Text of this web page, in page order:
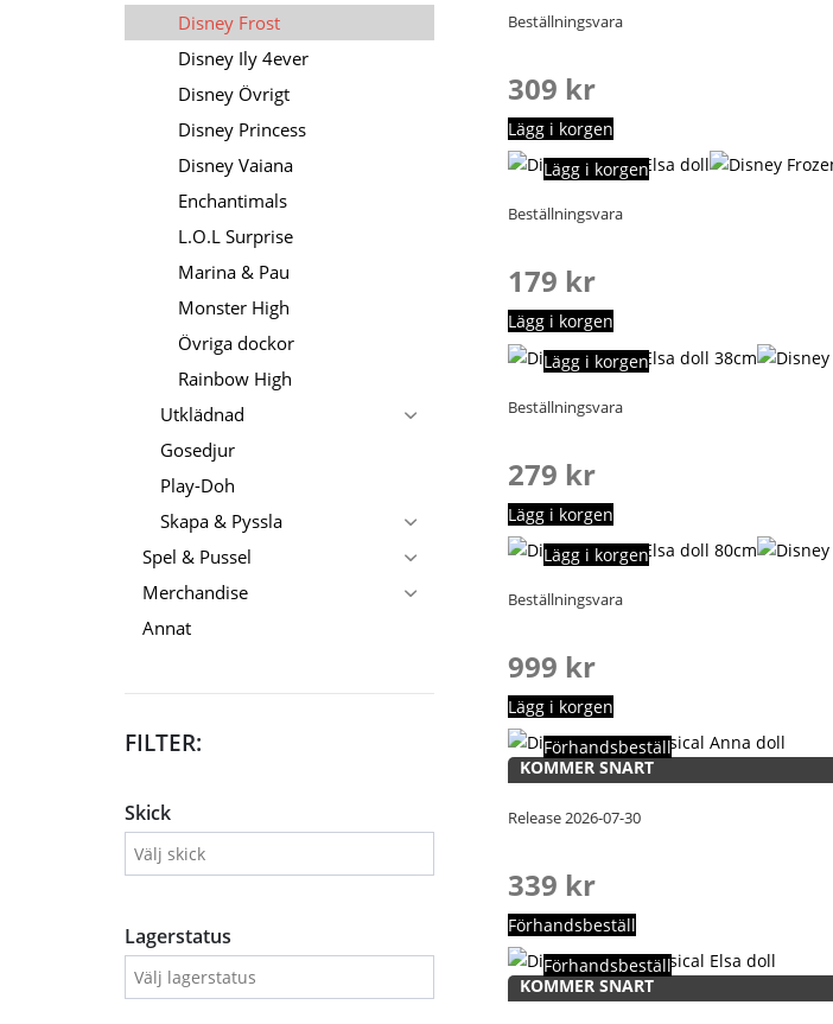
Beställningsvara
309 kr
Lägg i korgen
Beställningsvara
Lägg i korgen
179 kr
Lägg i korgen
Beställningsvara
Lägg i korgen
279 kr
Lägg i korgen
Beställningsvara
Lägg i korgen
999 kr
Lägg i korgen
KOMMER SNART
Release 2026-07-30
Förhandsbeställ
339 kr
Förhandsbeställ
KOMMER SNART
Förhandsbeställ
Disney Frost
Disney Ily 4ever
Disney Övrigt
Disney Princess
Disney Vaiana
Enchantimals
L.O.L Surprise
Marina & Pau
Monster High
Övriga dockor
Rainbow High
Utklädnad
Gosedjur
Play-Doh
Skapa & Pyssla
Spel & Pussel
Merchandise
Annat
FILTER:
Skick
Lagerstatus